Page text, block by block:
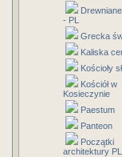
- PL
Grecka
Kaliska
Kościoły
Kościół w
Kosieczynie
Paestum
Panteon
Początki
architektury PL